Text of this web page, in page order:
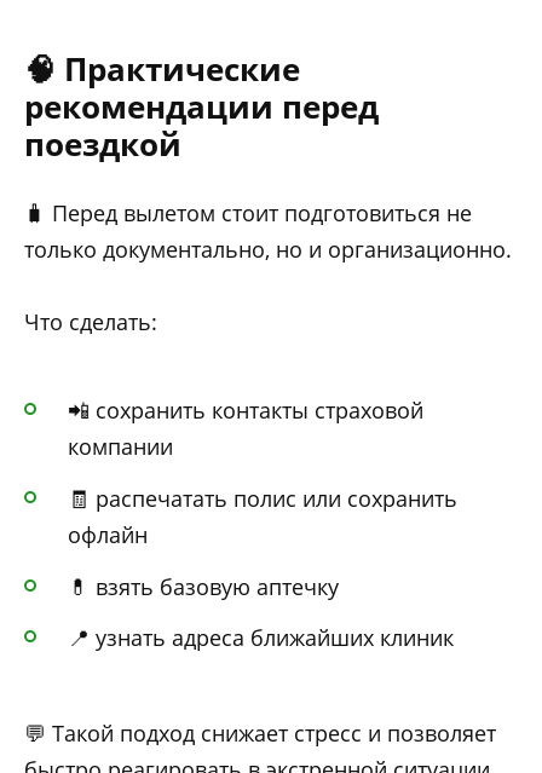
🧠 Практические
рекомендации перед
поездкой
🧳 Перед вылетом стоит подготовиться не
только документально, но и организационно.
Что сделать:
📲 сохранить контакты страховой
компании
🧾 распечатать полис или сохранить
офлайн
💊 взять базовую аптечку
📍 узнать адреса ближайших клиник
💬 Такой подход снижает стресс и позволяет